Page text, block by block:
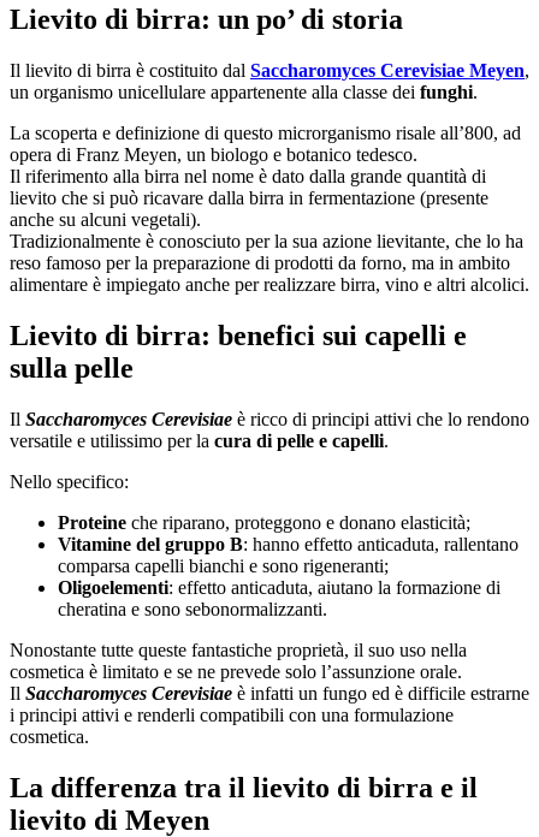
Lievito di birra: un po’ di storia
Il lievito di birra è costituito dal Saccharomyces Cerevisiae Meyen,
un organismo unicellulare appartenente alla classe dei funghi.
La scoperta e definizione di questo microrganismo risale all’800, ad
opera di Franz Meyen, un biologo e botanico tedesco.
Il riferimento alla birra nel nome è dato dalla grande quantità di
lievito che si può ricavare dalla birra in fermentazione (presente
anche su alcuni vegetali).
Tradizionalmente è conosciuto per la sua azione lievitante, che lo ha
reso famoso per la preparazione di prodotti da forno, ma in ambito
alimentare è impiegato anche per realizzare birra, vino e altri alcolici.
Lievito di birra: benefici sui capelli e
sulla pelle
Il Saccharomyces Cerevisiae è ricco di principi attivi che lo rendono
versatile e utilissimo per la cura di pelle e capelli.
Nello specifico:
Proteine che riparano, proteggono e donano elasticità;
Vitamine del gruppo B: hanno effetto anticaduta, rallentano
comparsa capelli bianchi e sono rigeneranti;
Oligoelementi: effetto anticaduta, aiutano la formazione di
cheratina e sono sebonormalizzanti.
Nonostante tutte queste fantastiche proprietà, il suo uso nella
cosmetica è limitato e se ne prevede solo l’assunzione orale.
Il Saccharomyces Cerevisiae è infatti un fungo ed è difficile estrarne
i principi attivi e renderli compatibili con una formulazione
cosmetica.
La differenza tra il lievito di birra e il
lievito di Meyen